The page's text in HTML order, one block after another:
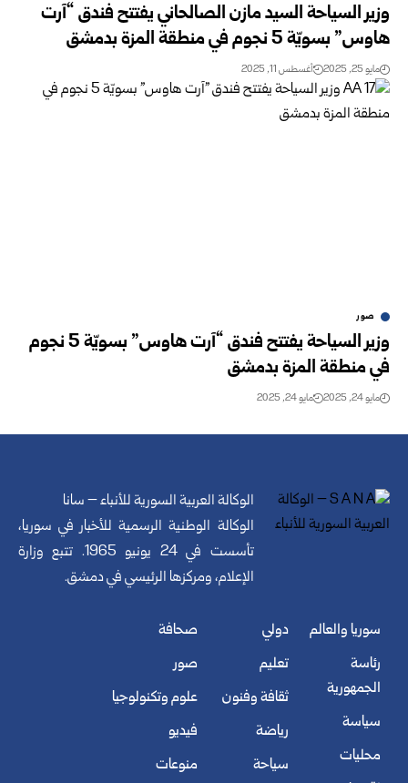
وزير السياحة السيد مازن الصالحاني يفتتح فندق “آرت
هاوس” بسويّة 5 نجوم في منطقة المزة بدمشق
مايو 25, 2025 أغسطس 11, 2025
صور
وزير السياحة يفتتح فندق “آرت هاوس” بسويّة 5 نجوم
في منطقة المزة بدمشق
مايو 24, 2025 مايو 24, 2025
الوكالة العربية السورية للأنباء – سانا
الوكالة الوطنية الرسمية للأخبار في سوريا،
تأسست في 24 يونيو 1965. تتبع وزارة
الإعلام، ومركزها الرئيسي في دمشق.
سوريا والعالم
رئاسة
الجمهورية
سياسة
محليات
دولي
تعليم
ثقافة وفنون
رياضة
سياحة
صحافة
صور
علوم وتكنولوجيا
فيديو
منوعات